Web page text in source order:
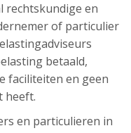
rechtskundige en
of particulier
betaald,
faciliteiten en geen
heeft.
en particulieren in